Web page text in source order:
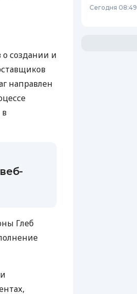
создании и
направлен
Глеб
Сегодня 08:49